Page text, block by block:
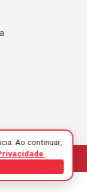
reservados.
Ao continuar,